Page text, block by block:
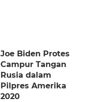
Joe Biden Protes
Campur Tangan
Rusia dalam
Pilpres Amerika
2020